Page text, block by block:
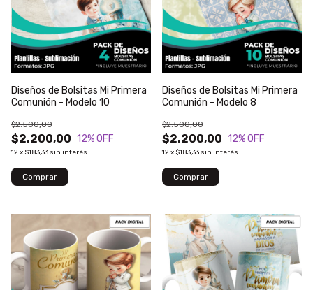
Diseños de Bolsitas Mi Primera
Comunión - Modelo 10
$2.200,00
$2.500,00
12% OFF
12x $183,33 sin interés
Diseños de Bolsitas Mi Primera
Comunión - Modelo 8
$2.200,00
$2.500,00
12% OFF
12x $183,33 sin interés